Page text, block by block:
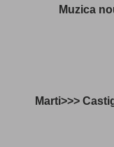
Muzica
Marti>>>